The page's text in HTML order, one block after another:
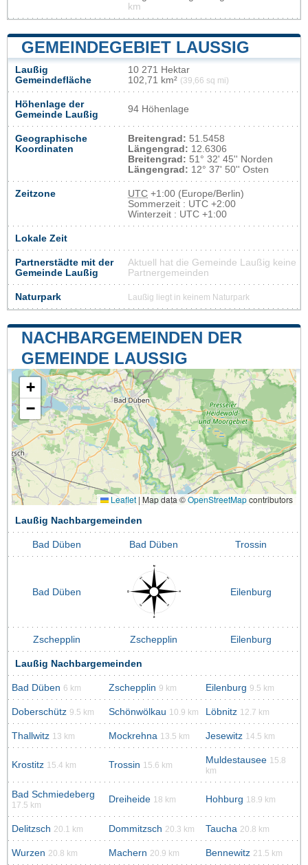
km
GEMEINDEGEBIET LAUSSIG
Laußig
Gemeindefläche
10 271 Hektar
102,71 km² (39,66 sq mi)
Höhenlage der
Gemeinde Laußig
94 Höhenlage
Geographische
Koordinaten
Breitengrad: 51.5458
Längengrad: 12.6306
Breitengrad: 51° 32' 45'' Norden
Längengrad: 12° 37' 50'' Osten
Zeitzone UTC +1:00 (Europe/Berlin)
Sommerzeit : UTC +2:00
Winterzeit : UTC +1:00
Lokale Zeit
Partnerstädte mit der
Gemeinde Laußig
Aktuell hat die Gemeinde Laußig keine
Partnergemeinden
Naturpark Laußig liegt in keinem Naturpark
NACHBARGEMEINDEN DER
GEMEINDE LAUSSIG
+
−
Leaflet | Map data ©OpenStreetMapcontributors
Laußig Nachbargemeinden
Bad Düben Bad Düben Trossin
Bad Düben Eilenburg
Zschepplin Zschepplin Eilenburg
Laußig Nachbargemeinden
Bad Düben 6 km Zschepplin 9 km Eilenburg 9.5 km
Doberschütz 9.5 km Schönwölkau 10.9 km Löbnitz 12.7 km
Thallwitz 13 km Mockrehna 13.5 km Jesewitz 14.5 km
Krostitz 15.4 km Trossin 15.6 km Muldestausee 15.8
km
Bad Schmiedeberg
17.5 km
Dreiheide 18 km Hohburg 18.9 km
Delitzsch 20.1 km Dommitzsch 20.3 km Taucha 20.8 km
Wurzen 20.8 km Machern 20.9 km Bennewitz 21.5 km